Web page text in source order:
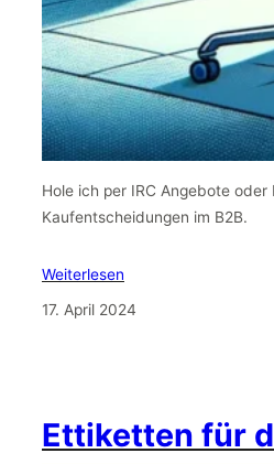
Hole ich per IRC Angebote
Kaufentscheidungen im B2B.
Weiterlesen
17. April 2024
Ettiketten für